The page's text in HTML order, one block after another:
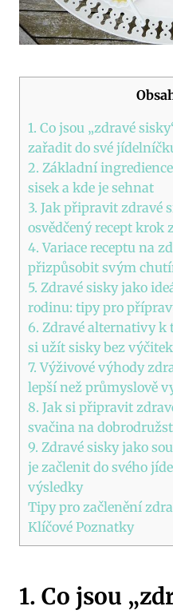
1. Co jsou „zdravé
zařadit do své
2. Základní
sisek a kde je sehnat
3. Jak připravit zdravé
osvědčený recept krok
4. Variace receptu na
přizpůsobit svým
5. Zdravé sisky jako
rodinu: tipy pro
6. Zdravé alternativy
si užít sisky bez výčitek
7. Výživové výhody
lepší než průmyslově
8. Jak si připravit
svačina na
9. Zdravé sisky jako
je začlenit do svého
výsledky
Tipy pro začlenění
Klíčové Poznatky
1. Co jsou